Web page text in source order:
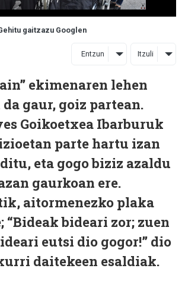
gaitzazu Googlen
Entzun Itzuli
ekimenaren lehen
gaur, goiz partean.
Goikoetxea Ibarburuk
parte hartu izan
eta gogo biziz azaldu
gaurkoan ere.
aitormenezko plaka
“Bideak bideari zor; zuen
eutsi dio gogor!” dio
daitekeen esaldiak.